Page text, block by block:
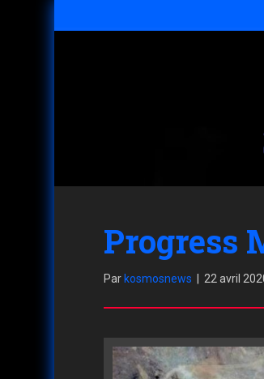
Progress
Par kosmosnews 22 avril